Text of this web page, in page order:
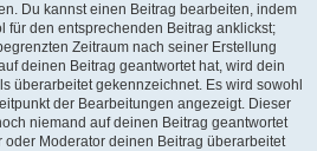
Du kannst einen Beitrag bearbeiten, indem
für den entsprechenden Beitrag anklickst;
Zeitraum nach seiner Erstellung
deinen Beitrag geantwortet hat, wird dein
überarbeitet gekennzeichnet. Es wird sowohl
der Bearbeitungen angezeigt. Dieser
niemand auf deinen Beitrag geantwortet
oder Moderator deinen Beitrag überarbeitet